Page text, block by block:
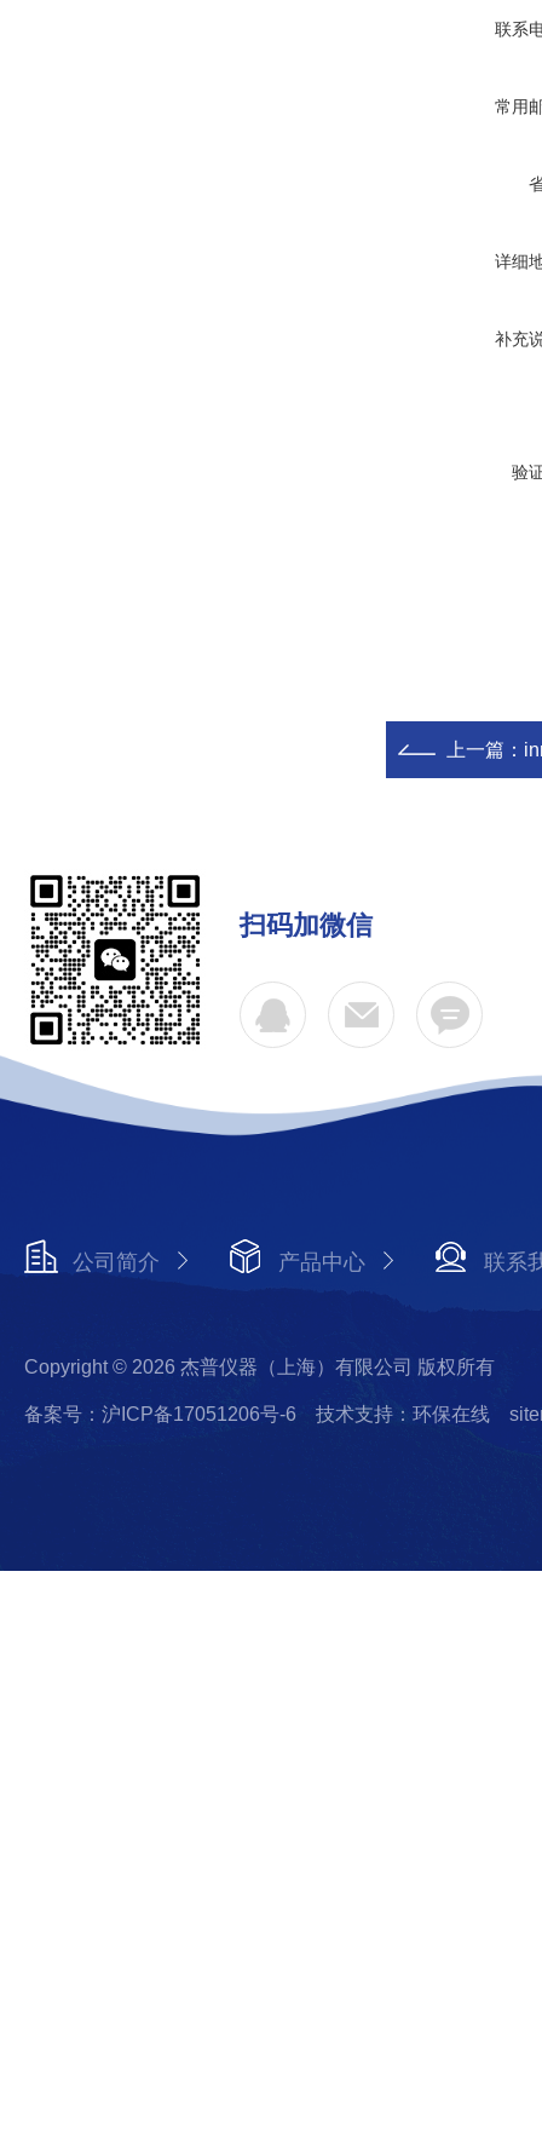
联系
常用
详细
补充
验
上一篇：
扫码加微信
公司简介 产品中心 联系
Copyright © 2026 杰普仪器（上海）有限公司 版权所有
备案号：沪ICP备17051206号-6 技术支持：环保在线